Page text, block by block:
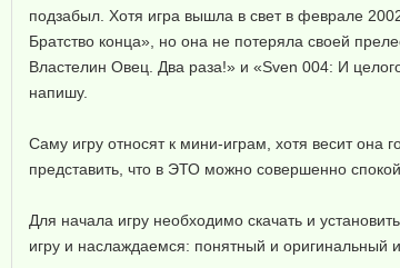
подзабыл. Хотя игра вышла в свет в феврале
Братство конца», но она не потеряла своей
Властелин Овец. Два раза!» и «Sven 004: И
напишу.
Саму игру относят к мини-играм, хотя весит она
представить, что в ЭТО можно совершенно
Для начала игру необходимо скачать и
игру и наслаждаемся: понятный и оригинальный